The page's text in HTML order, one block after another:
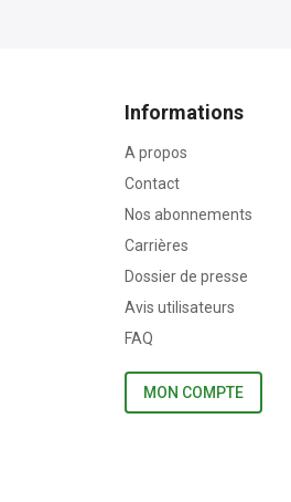
Informations
A propos
Contact
Nos abonnements
Carrières
Dossier de presse
Avis utilisateurs
FAQ
MON COMPTE